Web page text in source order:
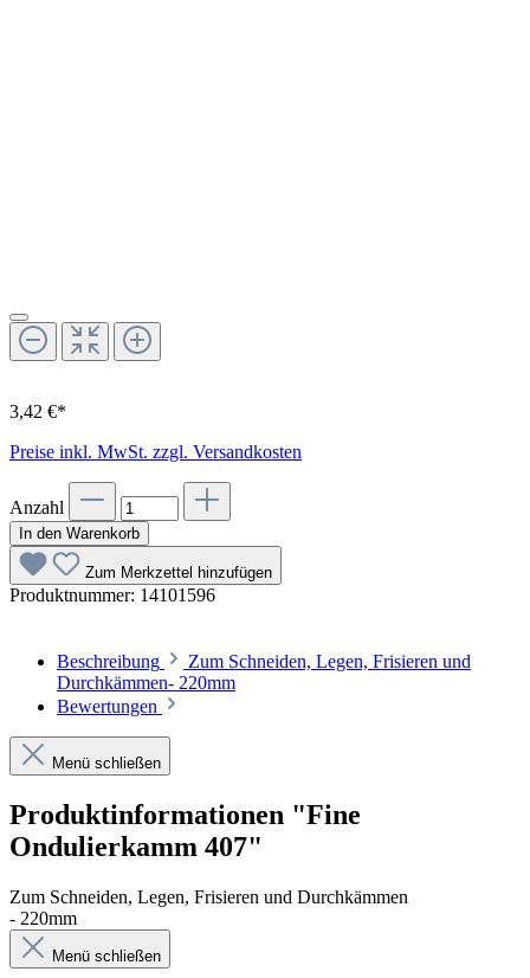
3,42 €*
Preise inkl. MwSt. zzgl. Versandkosten
Anzahl
In den Warenkorb
Zum Merkzettel hinzufügen
Produktnummer: 14101596
Beschreibung
Zum Schneiden, Legen, Frisieren und
Durchkämmen- 220mm
Bewertungen
Menü schließen
Produktinformationen "Fine
Ondulierkamm 407"
Zum Schneiden, Legen, Frisieren und Durchkämmen
- 220mm
Menü schließen